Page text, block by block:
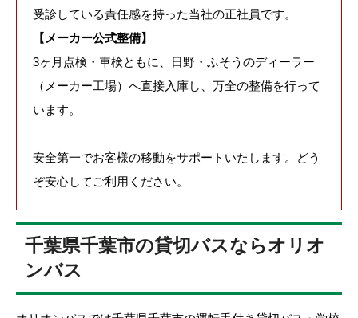
受診している責任感を持った当社の正社員です。
【メーカー公式整備】
3ヶ月点検・車検ともに、日野・ふそうのディーラー
（メーカー工場）へ直接入庫し、万全の整備を行って
います。
安全第一でお客様の移動をサポートいたします。どう
ぞ安心してご利用ください。
千葉県千葉市の貸切バスならオリオ
ンバス